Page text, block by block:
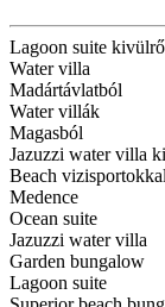
Lagoon suite
Water villa
Madártávlatból
Water villák
Magasból
Jazuzzi water villa
Beach vizisportokkal
Medence
Ocean suite
Jazuzzi water villa
Garden bungalow
Lagoon suite